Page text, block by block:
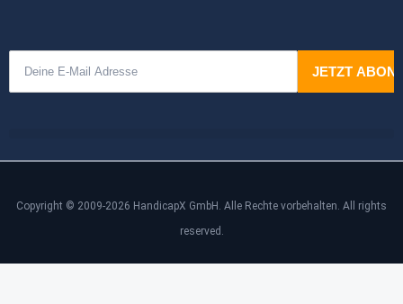
Copyright © 2009-2026 HandicapX GmbH. Alle Rechte vorbehalten. All rights
reserved.